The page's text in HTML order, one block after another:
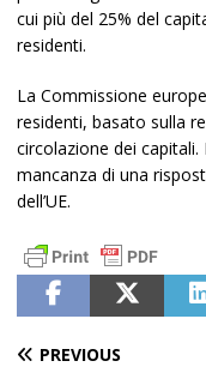
cui più del 25% del
residenti.
La Commissione
residenti, basato sulla
circolazione dei
mancanza di una
dell’UE.
PREVIOUS